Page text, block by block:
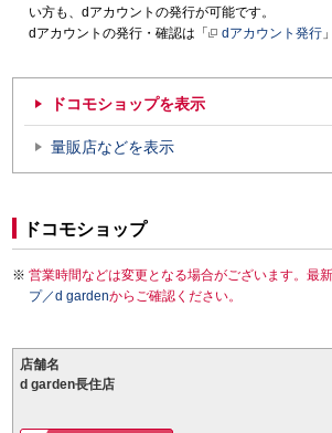
い方も、dアカウントの発行が可能です。
dアカウントの発行・確認は「
dアカウント発行
ドコモショップを表示
量販店などを表示
ドコモショップ
営業時間などは変更となる場合がございます。最
プ／d gardenからご確認ください。
店舗名
d garden長住店